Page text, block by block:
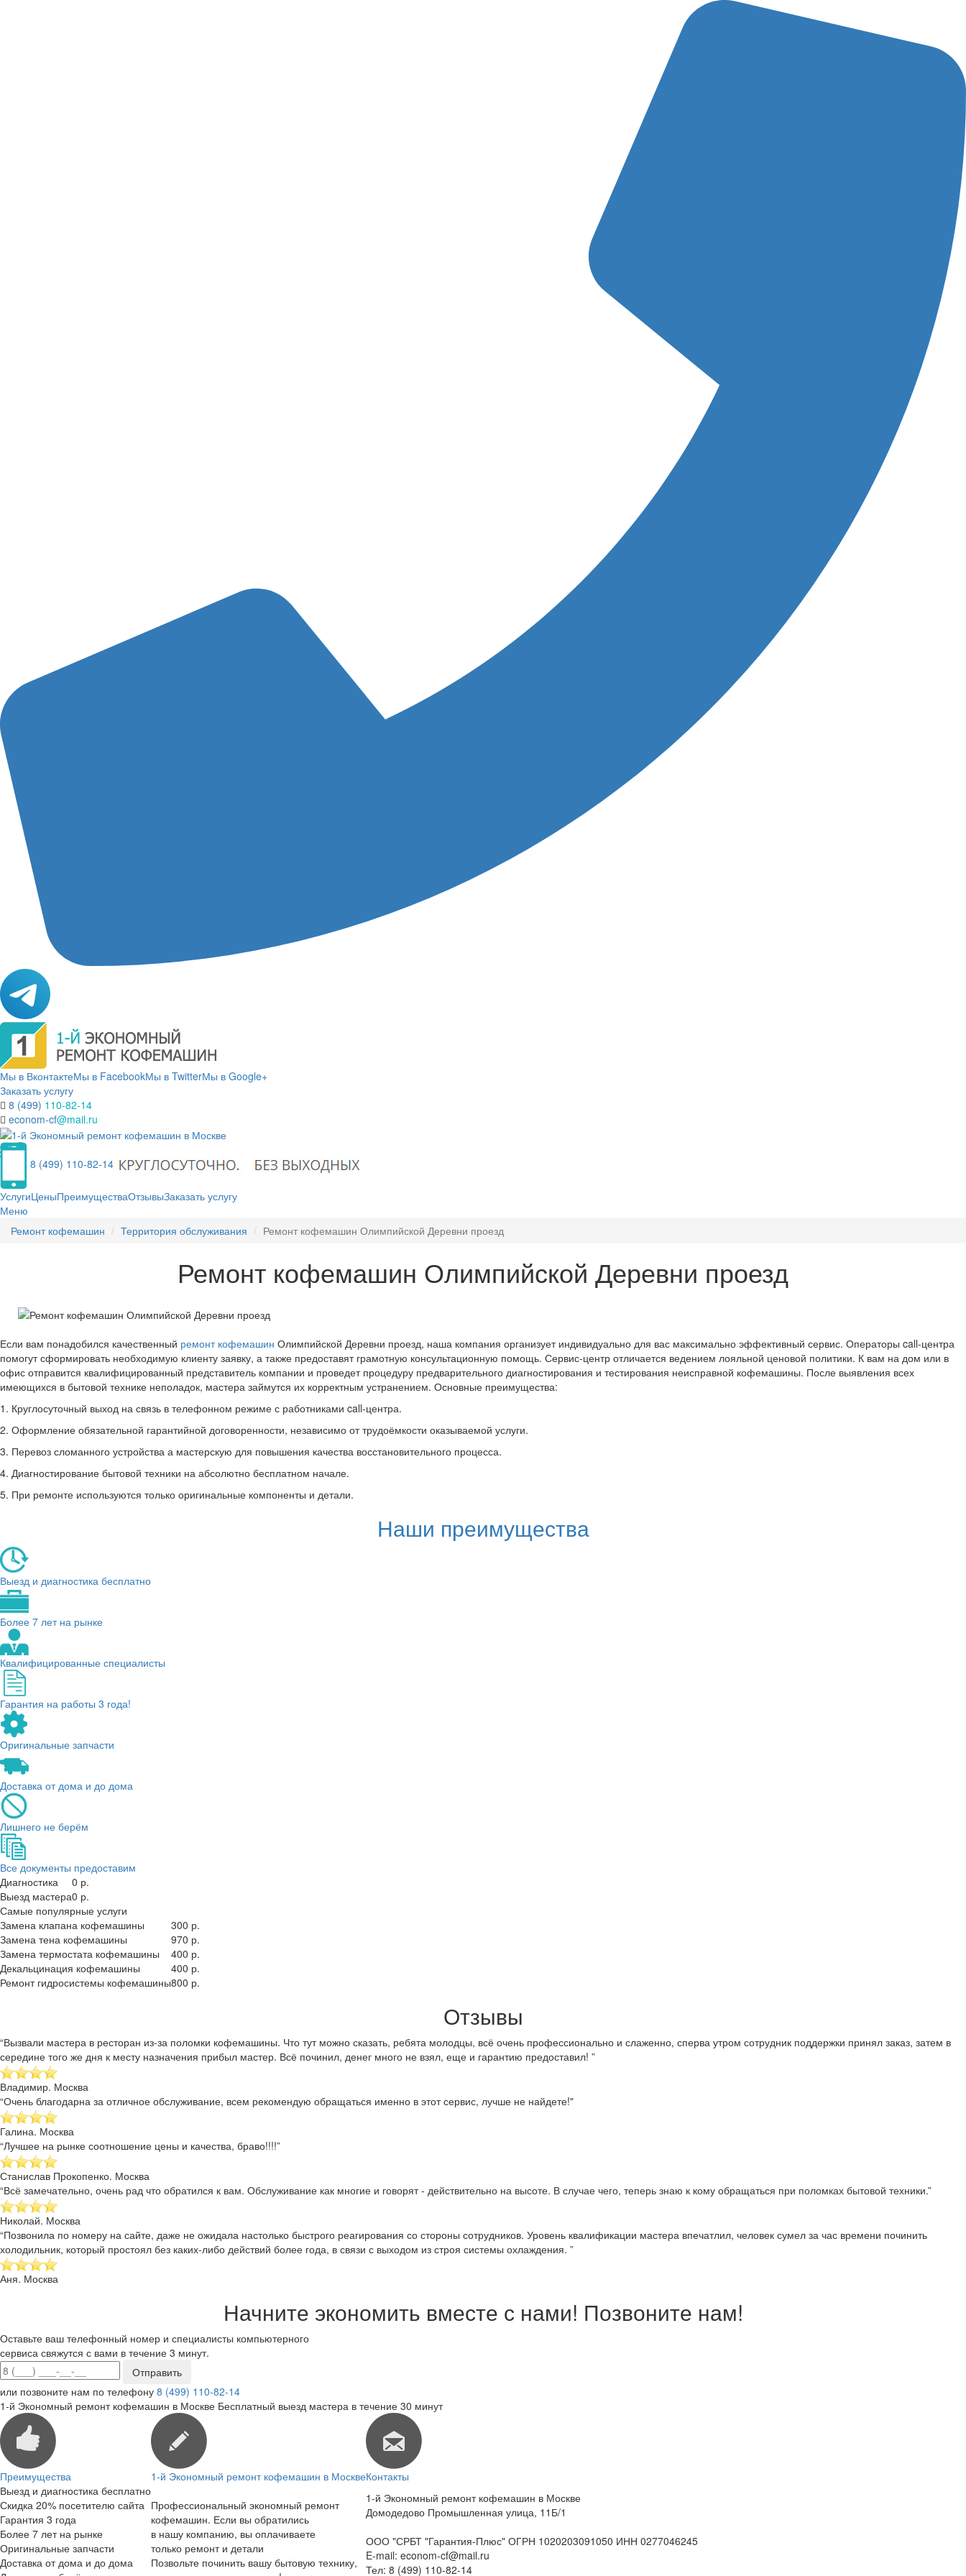
Мы в ВконтактеМы в FacebookМы в TwitterМы в Google+
Заказать услугу
8 (499) 110-82-14
econom-cf@mail.ru
8 (499) 110-82-14
УслугиЦеныПреимуществаОтзывыЗаказать услугу
Меню
Ремонт кофемашин
Территория обслуживания Ремонт кофемашин Олимпийской Деревни проезд
Ремонт кофемашин Олимпийской Деревни проезд
Если вам понадобился качественный ремонт кофемашин Олимпийской Деревни проезд, наша компания организует индивидуально для вас максимально эффективный сервис. Операторы call-центра
помогут сформировать необходимую клиенту заявку, а также предоставят грамотную консультационную помощь. Сервис-центр отличается ведением лояльной ценовой политики. К вам на дом или в
офис отправится квалифицированный представитель компании и проведет процедуру предварительного диагностирования и тестирования неисправной кофемашины. После выявления всех
имеющихся в бытовой технике неполадок, мастера займутся их корректным устранением. Основные преимущества:
1. Круглосуточный выход на связь в телефонном режиме с работниками call-центра.
2. Оформление обязательной гарантийной договоренности, независимо от трудоёмкости оказываемой услуги.
3. Перевоз сломанного устройства а мастерскую для повышения качества восстановительного процесса.
4. Диагностирование бытовой техники на абсолютно бесплатном начале.
5. При ремонте используются только оригинальные компоненты и детали.
Наши преимущества
Выезд и диагностика бесплатно
Более 7 лет на рынке
Квалифицированные специалисты
Гарантия на работы 3 года!
Оригинальные запчасти
Доставка от дома и до дома
Лишнего не берём
Все документы предоставим
Диагностика
0 р.
Выезд мастера0 р.
Самые популярные услуги
Замена клапана кофемашины
300 р.
Замена тена кофемашины
970 р.
Замена термостата кофемашины
400 р.
Декальцинация кофемашины
400 р.
Ремонт гидросистемы кофемашины800 р.
Отзывы
“Вызвали мастера в ресторан из-за поломки кофемашины. Что тут можно сказать, ребята молодцы, всё очень профессионально и слаженно, сперва утром сотрудник поддержки принял заказ, затем в
середине того же дня к месту назначения прибыл мастер. Всё починил, денег много не взял, еще и гарантию предоставил! ”
Владимир. Москва
“Очень благодарна за отличное обслуживание, всем рекомендую обращаться именно в этот сервис, лучше не найдете!"
Галина. Москва
“Лучшее на рынке соотношение цены и качества, браво!!!!”
Станислав Прокопенко. Москва
“Всё замечательно, очень рад что обратился к вам. Обслуживание как многие и говорят - действительно на высоте. В случае чего, теперь знаю к кому обращаться при поломках бытовой техники.”
Николай. Москва
“Позвонила по номеру на сайте, даже не ожидала настолько быстрого реагирования со стороны сотрудников. Уровень квалификации мастера впечатлил, человек сумел за час времени починить
холодильник, который простоял без каких-либо действий более года, в связи с выходом из строя системы охлаждения. ”
Аня. Москва
Начните экономить вместе с нами! Позвоните нам!
Оставьте ваш телефонный номер и специалисты компьютерного
сервиса свяжутся с вами в течение 3 минут.
или позвоните нам по телефону 8 (499) 110-82-14
1-й Экономный ремонт кофемашин в Москве Бесплатный выезд мастера в течение 30 минут
Преимущества 1-й Экономный ремонт кофемашин в МосквеКонтакты
Выезд и диагностика бесплатно
Скидка 20% посетителю сайта
Гарантия 3 года
Более 7 лет на рынке
Оригинальные запчасти
Доставка от дома и до дома
Профессиональный экономный ремонт
кофемашин. Если вы обратились
в нашу компанию, вы оплачиваете
только ремонт и детали
Позвольте починить вашу бытовую технику,
1-й Экономный ремонт кофемашин в Москве
Домодедово Промышленная улица, 11Б/1
ООО "СРБТ "Гарантия-Плюс" ОГРН 1020203091050 ИНН 0277046245
E-mail: econom-cf@mail.ru
Тел: 8 (499) 110-82-14